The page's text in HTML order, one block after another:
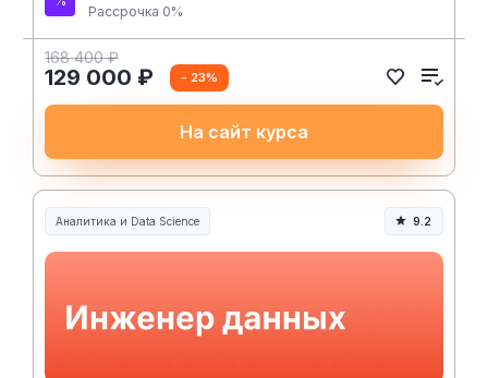
Рассрочка 0%
168 400 ₽
129 000 ₽ - 23%
На сайт курса
Аналитика и Data Science 9.2